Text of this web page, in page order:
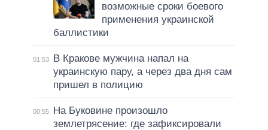
возможные сроки боевого
применения украинской
баллистики
01:53
В Кракове мужчина напал на
украинскую пару, а через два дня сам
пришел в полицию
00:55
На Буковине произошло
землетрясение: где зафиксировали